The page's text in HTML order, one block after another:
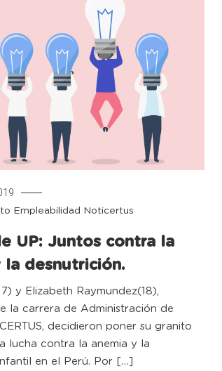
Empleabilidad Noticertus
UP: Juntos contra la
la desnutrición.
y Elizabeth Raymundez(18),
la carrera de Administración de
decidieron poner su granito
lucha contra la anemia y la
en el Perú. Por […]